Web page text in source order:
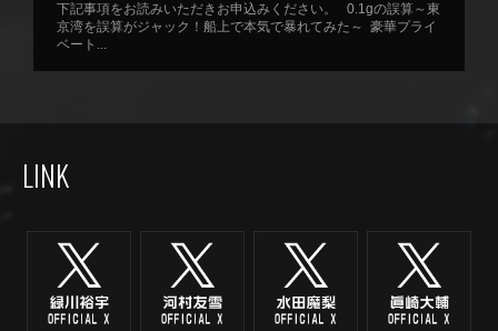
下記事項をお読みいただきお申込みください。 0.1gの誤算～東
京湾を誤算がジャック！船上で本気で暴れてみた～ 豪華プライ
ベート...
LINK